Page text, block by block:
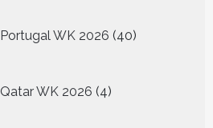
Portugal WK 2026 40
producten
Qatar WK 2026 4
producten